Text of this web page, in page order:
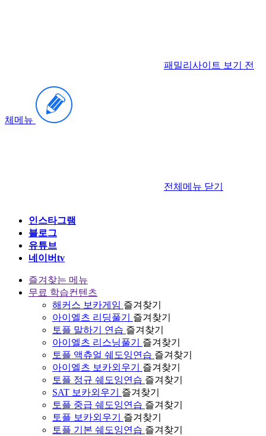
패밀리사이트 보기 전
체메뉴
전체메뉴 닫기
인스타그램
블로그
유튜브
네이버tv
즐겨찾는 메뉴
무료 학습컨텐츠
해커스 보카게임 즐겨찾기
아이엘츠 리딩풀기
즐겨찾기
토플 말하기 연습 즐겨찾기
아이엘츠 리스닝풀기
즐겨찾기
토플 액츄얼 쉐도잉연습 즐겨찾기
아이엘츠 보카외우기
즐겨찾기
토플 정규 쉐도잉연습 즐겨찾기
SAT 보카외우기
즐겨찾기
토플 중급 쉐도잉연습 즐겨찾기
토플 보카외우기
즐겨찾기
토플 기본 쉐도잉연습 즐겨찾기